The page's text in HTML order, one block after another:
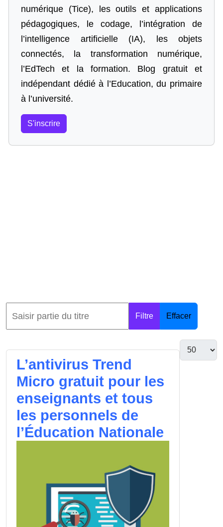
numérique (Tice), les outils et applications
pédagogiques, le codage,
l’intégration de
l’intelligence artificielle (IA), les objets
connectés, la transformation numérique,
l’EdTech et la formation. Blog gratuit et
indépendant dédié à l’Education, du primaire
à l’université.
S'inscrire
Filtre Effacer
L’antivirus Trend
Micro gratuit pour les
enseignants et tous
les personnels de
l’Éducation Nationale